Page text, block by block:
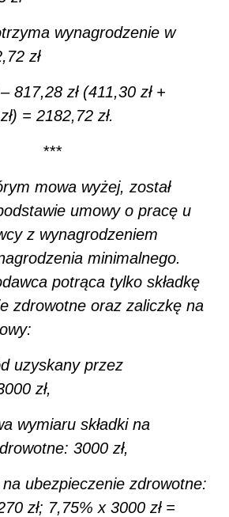
minimalnego.
potrąca tylko składkę
zdrowotne oraz zaliczkę na
uzyskany przez
wymiaru składki na
3000 zł,
na ubezpieczenie zdrowotne:
zł; 7,75% x 3000 zł =
3000 zł – 600 zł = 2400
na podatek dochodowy: 2400